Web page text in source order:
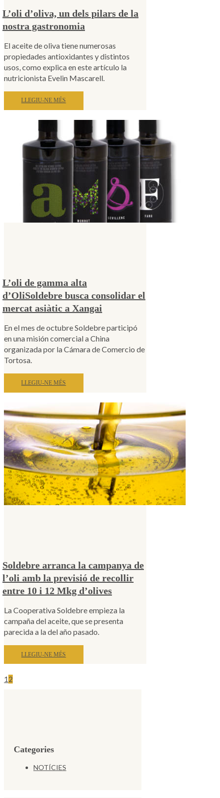
L’oli d’oliva, un dels pilars de la
nostra gastronomia
El aceite de oliva tiene numerosas
propiedades antioxidantes y distintos
usos, como explica en este artículo la
nutricionista Evelin Mascarell.
LLEGIU-NE MÉS
L’oli de gamma alta
d’OliSoldebre busca consolidar el
mercat asiàtic a Xangai
En el mes de octubre Soldebre participó
en una misión comercial a China
organizada por la Cámara de Comercio de
Tortosa.
LLEGIU-NE MÉS
Soldebre arranca la campanya de
l’oli amb la previsió de recollir
entre 10 i 12 Mkg d’olives
La Cooperativa Soldebre empieza la
campaña del aceite, que se presenta
parecida a la del año pasado.
LLEGIU-NE MÉS
12
Categories
NOTÍCIES